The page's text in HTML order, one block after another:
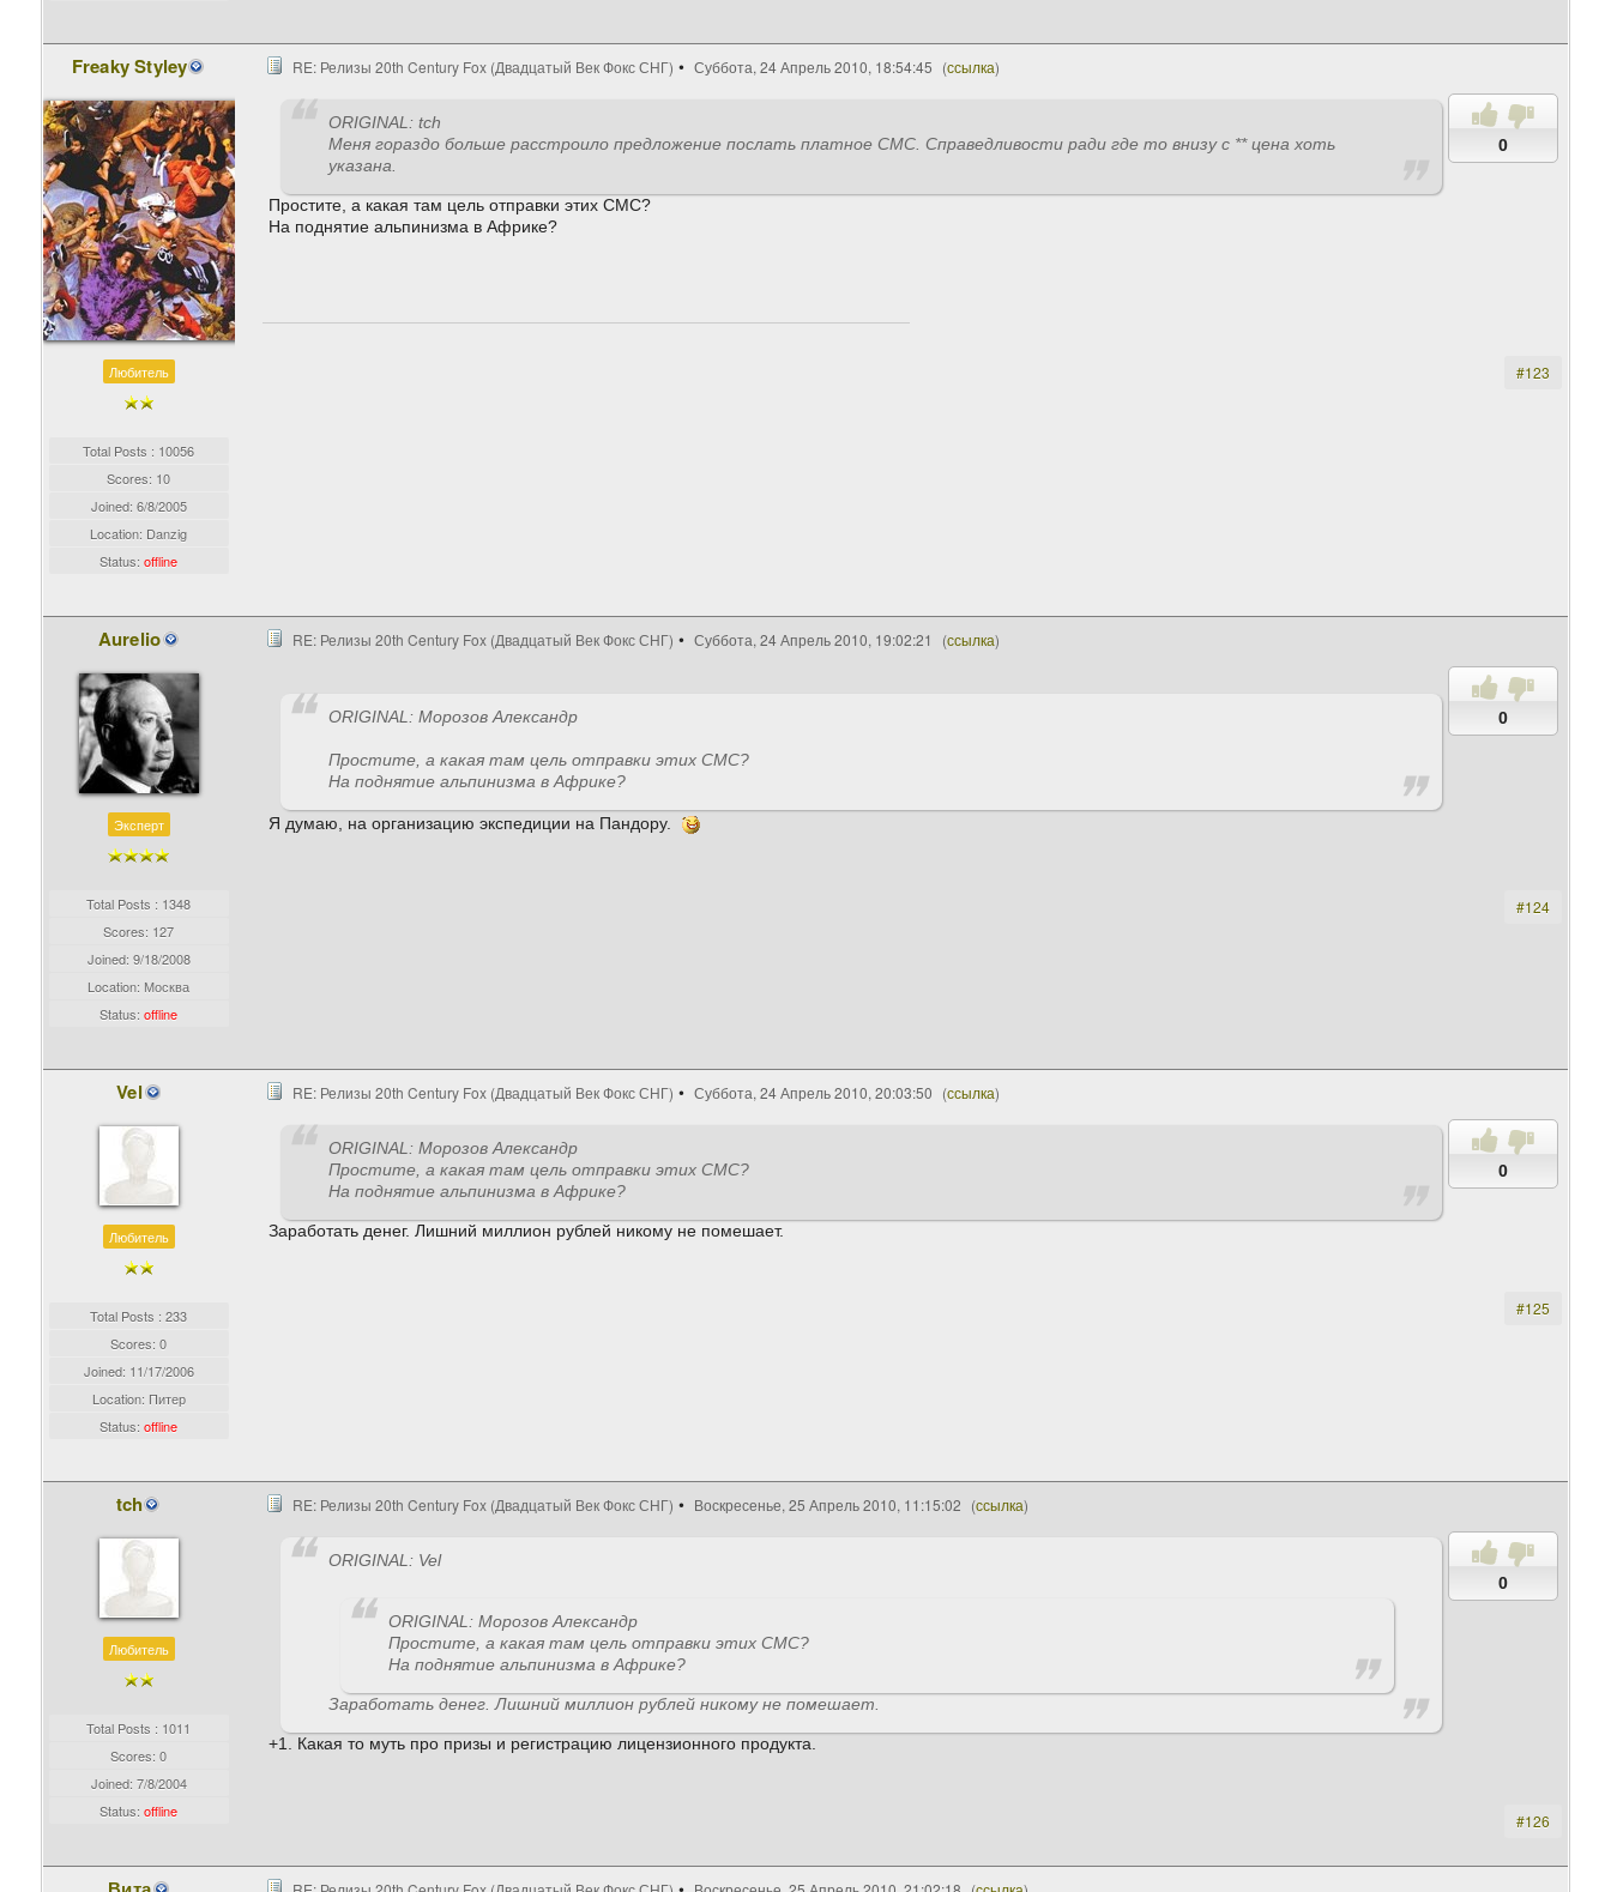
Freaky Styley
Любитель
Total Posts : 10056
Scores: 10
Joined: 6/8/2005
Location: Danzig
Status:offline
RE: Релизы 20th Century Fox (Двадцатый Век Фокс СНГ) Суббота, 24 Апрель 2010, 18:54:45 (ссылка)
0
ORIGINAL: tch
Меня гораздо больше расстроило предложение послать платное СМС. Справедливости ради где то внизу с ** цена хоть
указана.
Простите, а какая там цель отправки этих СМС?
На поднятие альпинизма в Африке?
#123
Aurelio
Эксперт
Total Posts : 1348
Scores: 127
Joined: 9/18/2008
Location: Москва
Status:offline
RE: Релизы 20th Century Fox (Двадцатый Век Фокс СНГ) Суббота, 24 Апрель 2010, 19:02:21 (ссылка)
0
ORIGINAL: Морозов Александр
Простите, а какая там цель отправки этих СМС?
На поднятие альпинизма в Африке?
Я думаю, на организацию экспедиции на Пандору.
#124
Vel
Любитель
Total Posts : 233
Scores: 0
Joined: 11/17/2006
Location: Питер
Status:offline
RE: Релизы 20th Century Fox (Двадцатый Век Фокс СНГ) Суббота, 24 Апрель 2010, 20:03:50 (ссылка)
0
ORIGINAL: Морозов Александр
Простите, а какая там цель отправки этих СМС?
На поднятие альпинизма в Африке?
Заработать денег. Лишний миллион рублей никому не помешает.
#125
tch
Любитель
Total Posts : 1011
Scores: 0
Joined: 7/8/2004
Status:offline
RE: Релизы 20th Century Fox (Двадцатый Век Фокс СНГ) Воскресенье, 25 Апрель 2010, 11:15:02 (ссылка)
0
ORIGINAL: Vel
ORIGINAL: Морозов Александр
Простите, а какая там цель отправки этих СМС?
На поднятие альпинизма в Африке?
Заработать денег. Лишний миллион рублей никому не помешает.
+1. Какая то муть про призы и регистрацию лицензионного продукта.
#126